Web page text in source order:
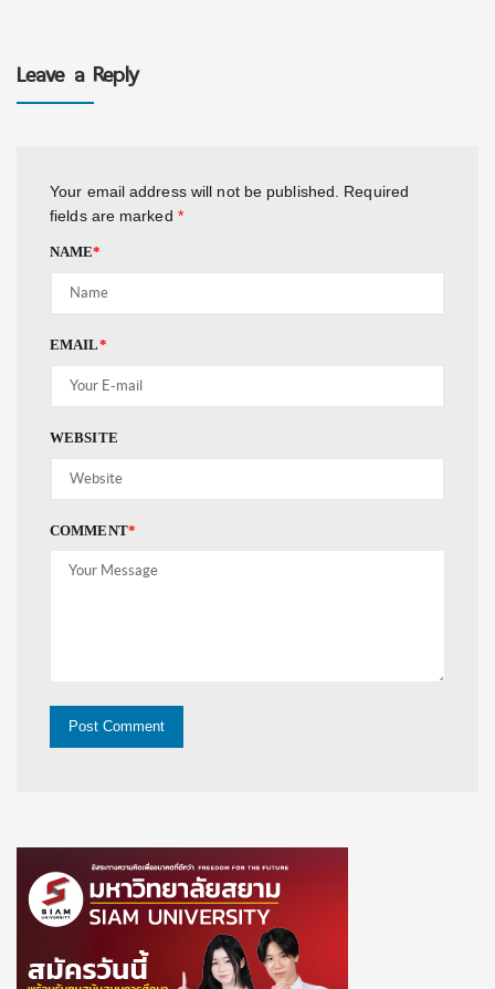
Leave a Reply
Your email address will not be published.
Required
fields are marked *
NAME*
EMAIL*
WEBSITE
COMMENT*